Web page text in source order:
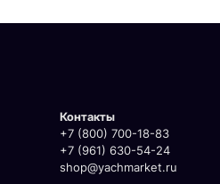
Контакты
+7 (800) 700-18-83
+7 (961) 630-54-24
shop@yachmarket.ru